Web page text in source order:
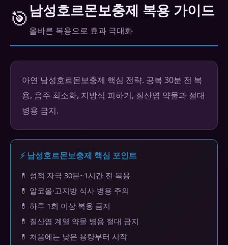
🎯남성호르몬보충제 복용 가이드
올바른 복용으로 효과 극대화
아연 남성호르몬보충제 핵심 전략. 공복 30분 전 복
용, 음주 최소화, 지방식 피하기, 질산염 약물과 절대
병용 금지.
⚡ 남성호르몬보충제 핵심 포인트
💊 성적 자극 30분~1시간 전 복용
💊 알코올·고지방 식사 병용 주의
💊 하루 1회 이상 복용 금지
💊 질산염 계열 약물 병용 절대 금지
💊 처음에는 낮은 용량부터 시작